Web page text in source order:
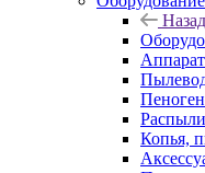
Назад
Копья,